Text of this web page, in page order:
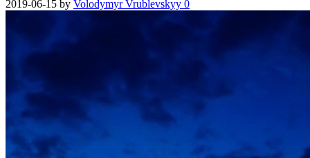
2019-06-15 by Volodymyr Vrublevskyy 0